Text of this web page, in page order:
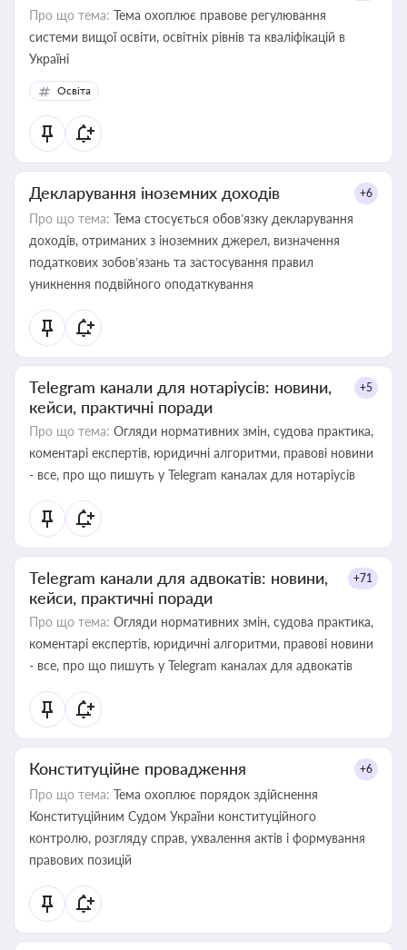
Про що тема: Тема охоплює правове регулювання
системи вищої освіти, освітніх рівнів та кваліфікацій в
Україні
Освіта
Декларування іноземних доходів +6
Про що тема: Тема стосується обов’язку декларування
доходів, отриманих з іноземних джерел, визначення
податкових зобов’язань та застосування правил
уникнення подвійного оподаткування
Telegram канали для нотаріусів: новини,
кейси, практичні поради
+5
Про що тема: Огляди нормативних змін, судова практика,
коментарі експертів, юридичні алгоритми, правові новини
- все, про що пишуть у Telegram каналах для нотаріусів
Telegram канали для адвокатів: новини,
кейси, практичні поради
+71
Про що тема: Огляди нормативних змін, судова практика,
коментарі експертів, юридичні алгоритми, правові новини
- все, про що пишуть у Telegram каналах для адвокатів
Конституційне провадження +6
Про що тема: Тема охоплює порядок здійснення
Конституційним Судом України конституційного
контролю, розгляду справ, ухвалення актів і формування
правових позицій